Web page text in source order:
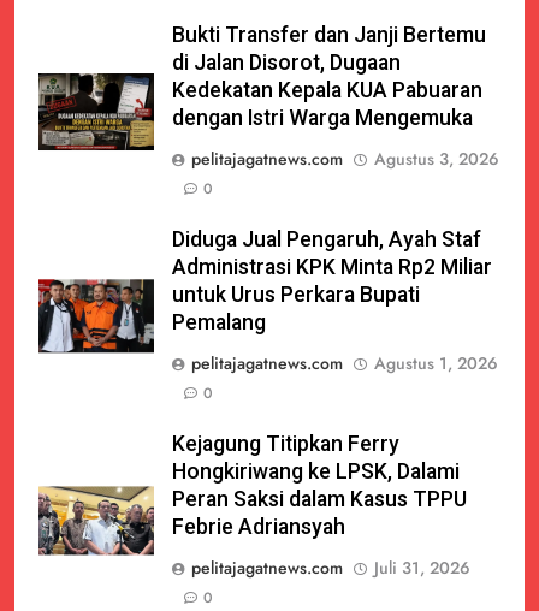
Bukti Transfer dan Janji Bertemu
di Jalan Disorot, Dugaan
Kedekatan Kepala KUA Pabuaran
dengan Istri Warga Mengemuka
pelitajagatnews.com
Agustus 3, 2026
0
Diduga Jual Pengaruh, Ayah Staf
Administrasi KPK Minta Rp2 Miliar
untuk Urus Perkara Bupati
Pemalang
pelitajagatnews.com
Agustus 1, 2026
0
Kejagung Titipkan Ferry
Hongkiriwang ke LPSK, Dalami
Peran Saksi dalam Kasus TPPU
Febrie Adriansyah
pelitajagatnews.com
Juli 31, 2026
0